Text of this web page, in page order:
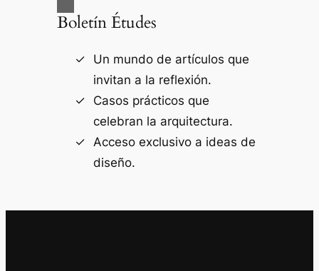
Boletín Études
Un mundo de artículos que
invitan a la reflexión.
Casos prácticos que
celebran la arquitectura.
Acceso exclusivo a ideas de
diseño.